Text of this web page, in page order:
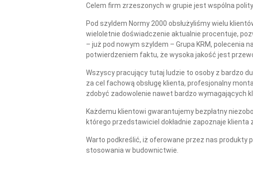
Celem firm zrzeszonych w grupie jest wspólna
Pod szyldem Normy 2000 obsłużyliśmy wielu
wieloletnie doświadczenie aktualnie procentuje,
– już pod nowym szyldem – Grupa KRM, polecenia
potwierdzeniem faktu, że wysoka jakość jest
Wszyscy pracujący tutaj ludzie to osoby z bardzo
za cel fachową obsługę klienta, profesjonalny
zdobyć zadowolenie nawet bardzo wymagających
Każdemu klientowi gwarantujemy bezpłatny
którego przedstawiciel dokładnie zapoznaje klienta
Warto podkreślić, iż oferowane przez nas
stosowania w budownictwie.